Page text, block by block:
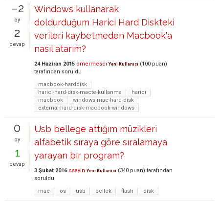
–2
oy
2
cevap
Windows kullanarak
doldurduğum Harici Hard Diskteki
verileri kaybetmeden Macbook'a
nasıl atarım?
24 Haziran 2015 omermesci Yeni Kullanıcı (100 puan)
tarafından soruldu
macbook-harddisk
harici-hard-disk-macte-kullanma
harici
macbook
windows-mac-hard-disk
external-hard-disk-macbook-windows
0
oy
1
cevap
Usb bellege attığım müzikleri
alfabetik sıraya göre sıralamaya
yarayan bir program?
3 Şubat 2016 csayin Yeni Kullanıcı (340 puan) tarafından
soruldu
mac
os usb bellek flash disk